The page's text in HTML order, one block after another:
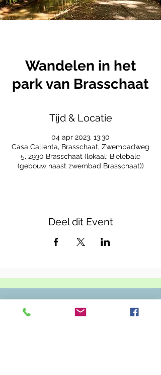
Wandelen in het
park van Brasschaat
Tijd & Locatie
04 apr 2023, 13:30
Casa Callenta, Brasschaat, Zwembadweg
5, 2930 Brasschaat (lokaal: Bielebale
(gebouw naast zwembad Brasschaat))
Deel dit Event